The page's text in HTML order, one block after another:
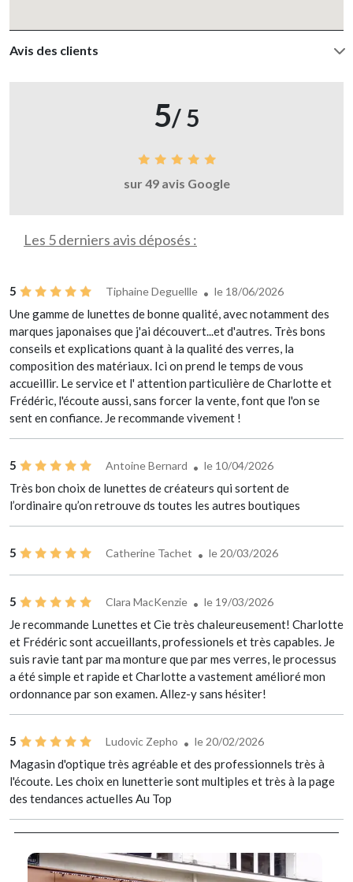
Avis des clients
5/ 5
sur 49 avis Google
Les 5 derniers avis déposés :
5 Tiphaine Deguellle le 18/06/2026
Une gamme de lunettes de bonne qualité, avec notamment des
marques japonaises que j'ai découvert...et d'autres. Très bons
conseils et explications quant à la qualité des verres, la
composition des matériaux. Ici on prend le temps de vous
accueillir. Le service et l' attention particulière de Charlotte et
Frédéric, l'écoute aussi, sans forcer la vente, font que l'on se
sent en confiance. Je recommande vivement !
5 Antoine Bernard le 10/04/2026
Très bon choix de lunettes de créateurs qui sortent de
l’ordinaire qu’on retrouve ds toutes les autres boutiques
5 Catherine Tachet le 20/03/2026
5 Clara MacKenzie le 19/03/2026
Je recommande Lunettes et Cie très chaleureusement! Charlotte
et Frédéric sont accueillants, professionels et très capables. Je
suis ravie tant par ma monture que par mes verres, le processus
a été simple et rapide et Charlotte a vastement amélioré mon
ordonnance par son examen. Allez-y sans hésiter!
5 Ludovic Zepho le 20/02/2026
Magasin d'optique très agréable et des professionnels très à
l'écoute. Les choix en lunetterie sont multiples et très à la page
des tendances actuelles Au Top